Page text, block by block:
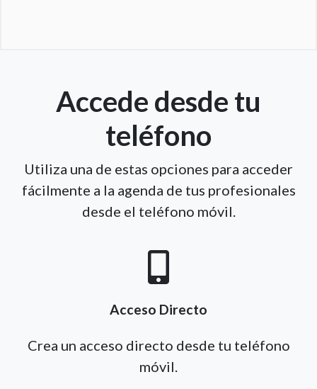
Accede desde tu
teléfono
Utiliza una de estas opciones para acceder
fácilmente a la agenda de tus profesionales
desde el teléfono móvil.
Acceso Directo
Crea un acceso directo desde tu teléfono
móvil.